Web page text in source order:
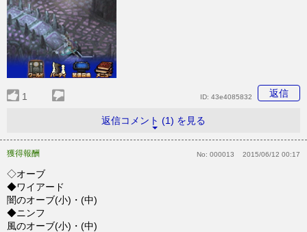
1 返信
ID: 43e4085832
返信コメント (1) を見る
獲得報酬 No: 000013 2015/06/12 00:17
◇オーブ
◆ワイアード
闇のオーブ(小)・(中)
◆ニンフ
風のオーブ(小)・(中)